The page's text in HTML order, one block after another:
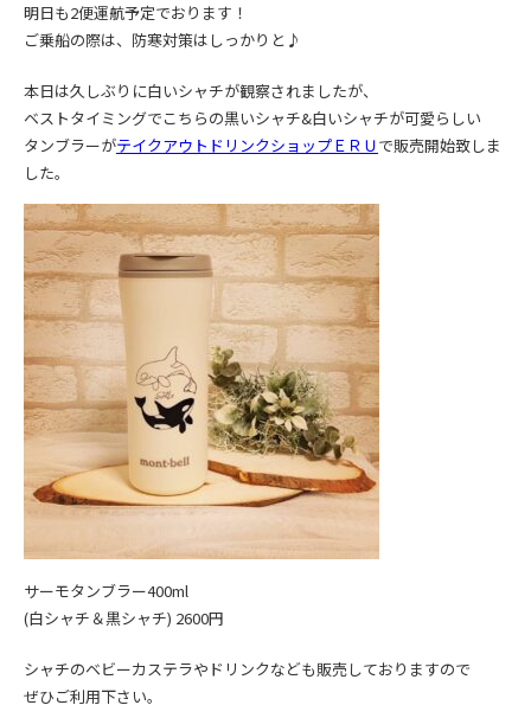
明日も2便運航予定でおります！
ご乗船の際は、防寒対策はしっかりと♪
本日は久しぶりに白いシャチが観察されましたが、
ベストタイミングでこちらの黒いシャチ&白いシャチが可愛らしい
タンブラーがテイクアウトドリンクショップＥＲＵで販売開始致しま
した。
サーモタンブラー400ml
(白シャチ＆黒シャチ) 2600円
シャチのベビーカステラやドリンクなども販売しておりますので
ぜひご利用下さい。